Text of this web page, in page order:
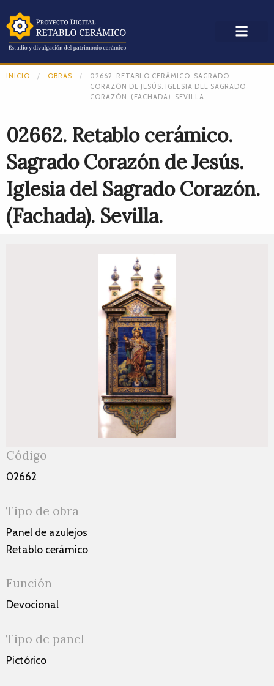
INICIO OBRAS
02662. RETABLO CERÁMICO. SAGRADO
CORAZÓN DE JESÚS. IGLESIA DEL SAGRADO
CORAZÓN. (FACHADA). SEVILLA.
02662. Retablo cerámico.
Sagrado Corazón de Jesús.
Iglesia del Sagrado Corazón.
(Fachada). Sevilla.
Código
02662
Tipo de obra
Panel de azulejos
Retablo cerámico
Función
Devocional
Tipo de panel
Pictórico